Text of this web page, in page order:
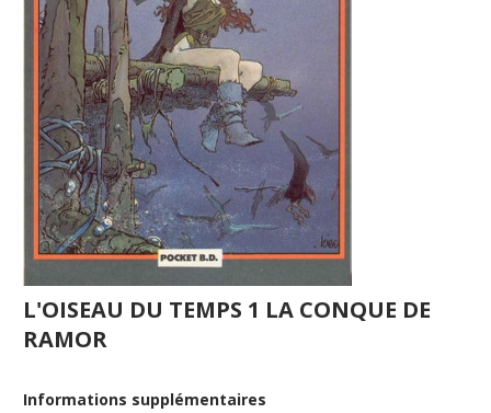
L'OISEAU DU TEMPS 1 LA CONQUE DE
RAMOR
Informations supplémentaires